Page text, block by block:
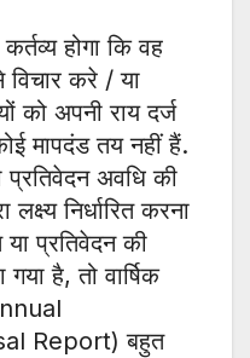
होगा कि वह
विचार करे / या
को अपनी राय दर्ज
मापदंड तय नहीं हैं.
प्रतिवेदन अवधि की
निर्धारित करना
प्रतिवेदन की
है, तो वार्षिक
Report) बहुत